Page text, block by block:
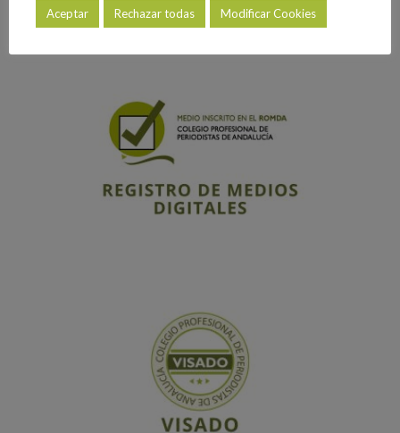
Aceptar Rechazar todas Modificar Cookies